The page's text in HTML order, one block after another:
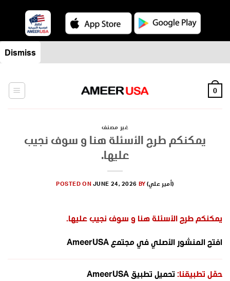
Dismiss
to
0
غير مصنف
يمكنكم طرح الأسئلة هنا و سوف نجيب
عليها.
POSTED ON JUNE 24, 2026 BY (أمير علي)
يمكنكم طرح الأسئلة هنا و سوف نجيب عليها.
افتح المنشور الأصلي في مجتمع AmeerUSA
حمّل تطبيقنا: تحميل تطبيق AmeerUSA